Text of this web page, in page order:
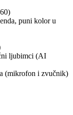
puni kolor u
ljubimci (AI
(mikrofon i zvučnik)